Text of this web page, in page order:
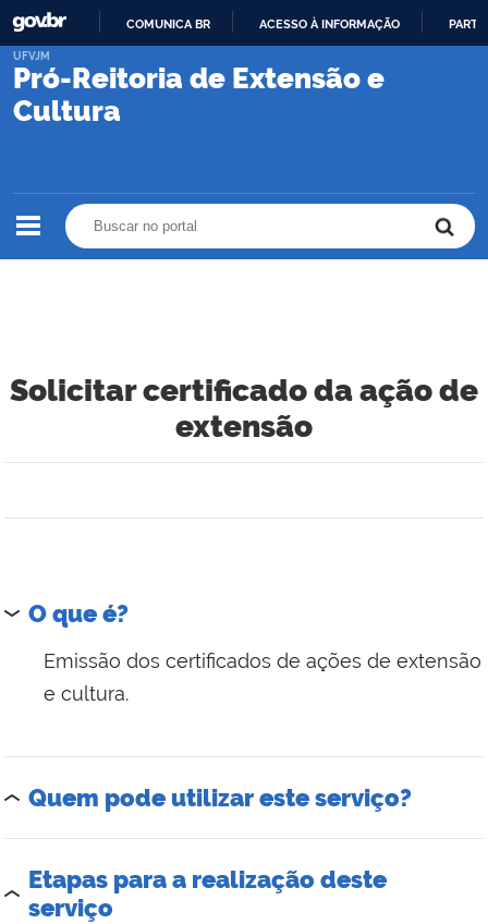
PARA
COMUNICA BR ACESSO À INFORMAÇÃO
Pró-Reitoria de Extensão e
Cultura
UFVJM
Solicitar certificado da ação de
extensão
O que é?
Emissão dos certificados de ações de extensão
e cultura.
Quem pode utilizar este serviço?
Etapas para a realização deste
serviço